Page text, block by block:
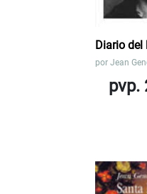
Diario del
por Jean
pvp.